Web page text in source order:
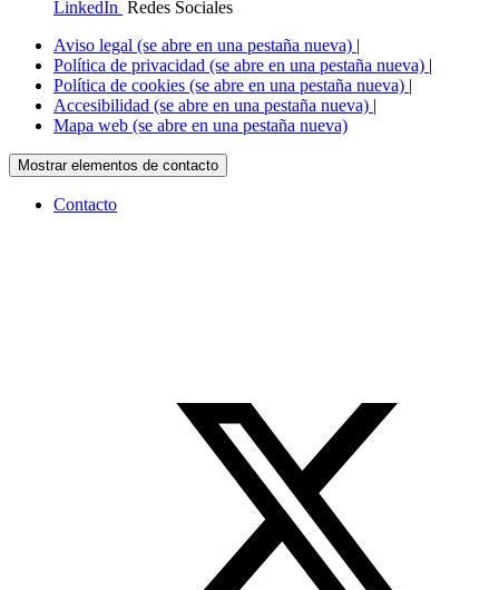
LinkedIn Redes Sociales
Aviso legal (se abre en una pestaña nueva) |
Política de privacidad (se abre en una pestaña nueva) |
Política de cookies (se abre en una pestaña nueva) |
Accesibilidad (se abre en una pestaña nueva) |
Mapa web (se abre en una pestaña nueva)
Mostrar elementos de contacto
Contacto